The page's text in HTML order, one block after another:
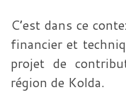
C’est dans ce
financier et
projet de
région de Kolda.